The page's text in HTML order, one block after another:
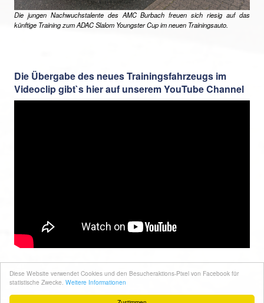
Diese Website verwendet Cookies und den Besucheraktions-Pixel von Facebook für
statistische Zwecke. Weitere Informationen
Die jungen Nachwuchstalente des AMC Burbach freuen sich riesig auf das
künftige Training zum ADAC Slalom Youngster Cup im neuen Trainingsauto.
Die Übergabe des neues Trainingsfahrzeugs im
Videoclip gibt`s hier auf unserem YouTube Channel
Zurück